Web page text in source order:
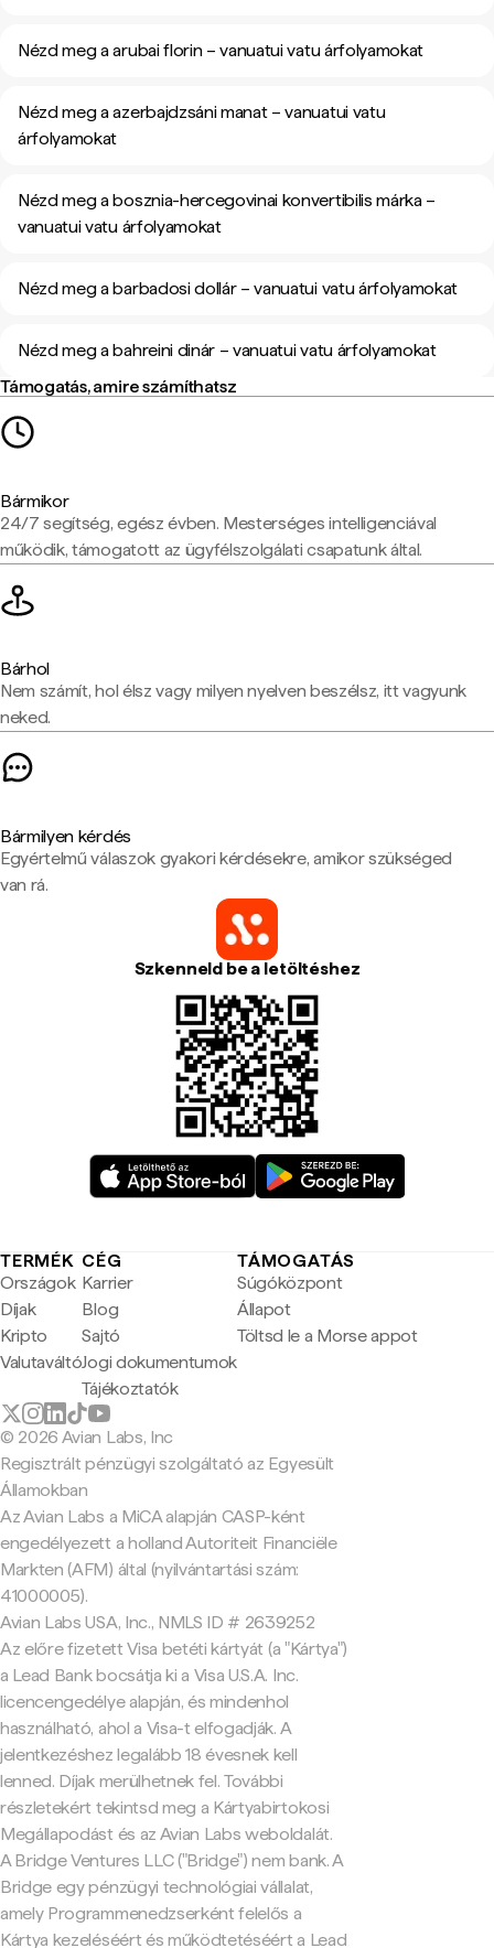
Nézd meg a arubai florin – vanuatui vatu árfolyamokat
Nézd meg a azerbajdzsáni manat – vanuatui vatu
árfolyamokat
Nézd meg a bosznia-hercegovinai konvertibilis márka –
vanuatui vatu árfolyamokat
Nézd meg a barbadosi dollár – vanuatui vatu árfolyamokat
Nézd meg a bahreini dinár – vanuatui vatu árfolyamokat
Támogatás, amire számíthatsz
Bármikor
24/7 segítség, egész évben. Mesterséges intelligenciával
működik, támogatott az ügyfélszolgálati csapatunk által.
Bárhol
Nem számít, hol élsz vagy milyen nyelven beszélsz, itt vagyunk
neked.
Bármilyen kérdés
Egyértelmű válaszok gyakori kérdésekre, amikor szükséged
van rá.
Szkenneld be a letöltéshez
TERMÉK
Országok
Díjak
Kripto
Valutaváltó
CÉG
Karrier
Blog
Sajtó
Jogi dokumentumok
Tájékoztatók
TÁMOGATÁS
Súgóközpont
Állapot
Töltsd le a Morse appot
© 2026 Avian Labs, Inc
Regisztrált pénzügyi szolgáltató az Egyesült
Államokban
Az Avian Labs a MiCA alapján CASP-ként
engedélyezett a holland Autoriteit Financiële
Markten (AFM) által (nyilvántartási szám:
41000005).
Avian Labs USA, Inc., NMLS ID # 2639252
Az előre fizetett Visa betéti kártyát (a "Kártya")
a Lead Bank bocsátja ki a Visa U.S.A. Inc.
licencengedélye alapján, és mindenhol
használható, ahol a Visa-t elfogadják. A
jelentkezéshez legalább 18 évesnek kell
lenned. Díjak merülhetnek fel. További
részletekért tekintsd meg a Kártyabirtokosi
Megállapodást és az Avian Labs weboldalát.
A Bridge Ventures LLC ("Bridge") nem bank. A
Bridge egy pénzügyi technológiai vállalat,
amely Programmenedzserként felelős a
Kártya kezeléséért és működtetéséért a Lead